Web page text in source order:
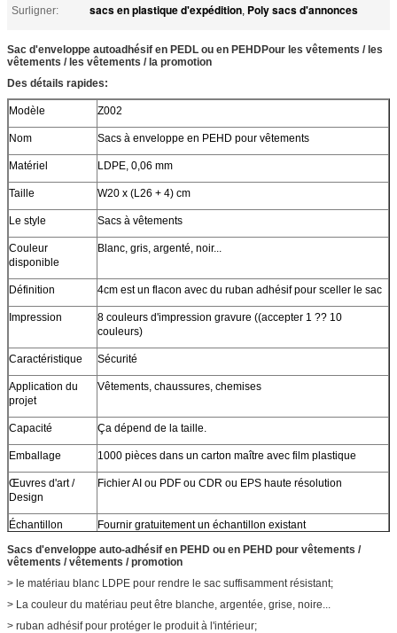
Surligner:
sacs en plastique d'expédition, Poly sacs d'annonces
Sac d'enveloppe autoadhésif en PEDL ou en PEHDPour les vêtements / les
vêtements / les vêtements / la promotion
Des détails rapides:
Modèle Z002
Nom Sacs à enveloppe en PEHD pour vêtements
Matériel LDPE, 0,06 mm
Taille W20 x (L26 + 4) cm
Le style Sacs à vêtements
Couleur
disponible
Blanc, gris, argenté, noir...
Définition 4cm est un flacon avec du ruban adhésif pour sceller le sac
Impression
8 couleurs d'impression gravure ((accepter 1 ?? 10
couleurs)
Caractéristique Sécurité
Application du
projet
Vêtements, chaussures, chemises
Capacité Ça dépend de la taille.
Emballage 1000 pièces dans un carton maître avec film plastique
Œuvres d'art /
Design
Fichier AI ou PDF ou CDR ou EPS haute résolution
Échantillon Fournir gratuitement un échantillon existant
Certificat SGS / STR / REACH / Rohs
Personnalisé
Style personnalisé, structure, matériau, taille, conception,
Sacs d'enveloppe auto-adhésif en PEHD ou en PEHD pour vêtements /
vêtements / vêtements / promotion
> le matériau blanc LDPE pour rendre le sac suffisamment résistant;
> La couleur du matériau peut être blanche, argentée, grise, noire...
> ruban adhésif pour protéger le produit à l'intérieur;